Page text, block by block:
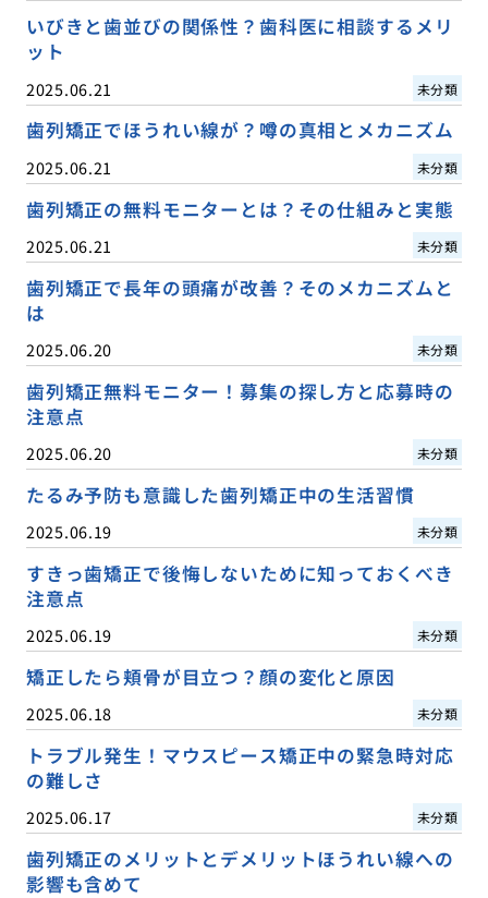
いびきと歯並びの関係性？歯科医に相談するメリ
ット
2025.06.21 未分類
歯列矯正でほうれい線が？噂の真相とメカニズム
2025.06.21 未分類
歯列矯正の無料モニターとは？その仕組みと実態
2025.06.21 未分類
歯列矯正で長年の頭痛が改善？そのメカニズムと
は
2025.06.20 未分類
歯列矯正無料モニター！募集の探し方と応募時の
注意点
2025.06.20 未分類
たるみ予防も意識した歯列矯正中の生活習慣
2025.06.19 未分類
すきっ歯矯正で後悔しないために知っておくべき
注意点
2025.06.19 未分類
矯正したら頬骨が目立つ？顔の変化と原因
2025.06.18 未分類
トラブル発生！マウスピース矯正中の緊急時対応
の難しさ
2025.06.17 未分類
歯列矯正のメリットとデメリットほうれい線への
影響も含めて